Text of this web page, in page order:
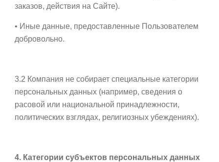
заказов, действия на Сайте).
• Иные данные, предоставленные Пользователем
добровольно.
3.2 Компания не собирает специальные категории
персональных данных (например, сведения о
расовой или национальной принадлежности,
политических взглядах, религиозных убеждениях).
4. Категории субъектов персональных данных